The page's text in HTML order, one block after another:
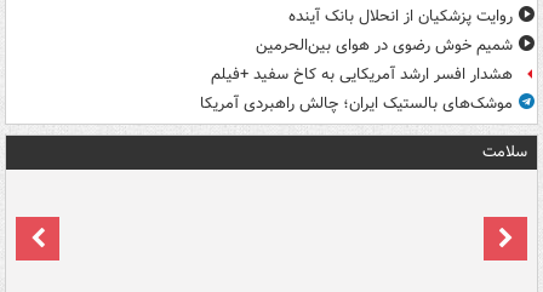
روایت پزشکیان از انحلال بانک آینده
شمیم خوش رضوی در هوای بین‌الحرمین
هشدار افسر ارشد آمریکایی به کاخ سفید +فیلم
موشک‌های بالستیک ایران؛ چالش راهبردی آمریکا
سلامت